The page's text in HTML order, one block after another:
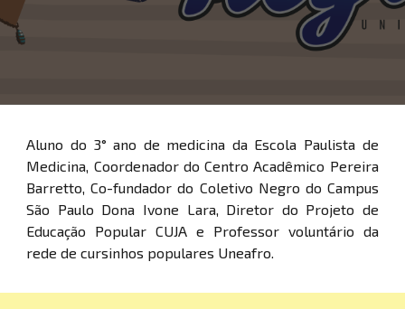
Aluno do 3° ano de medicina da Escola Paulista de
Medicina, Coordenador do Centro Acadêmico Pereira
Barretto, Co-fundador do Coletivo Negro do Campus
São Paulo Dona Ivone Lara, Diretor do Projeto de
Educação Popular CUJA e Professor voluntário da
rede de cursinhos populares Uneafro.